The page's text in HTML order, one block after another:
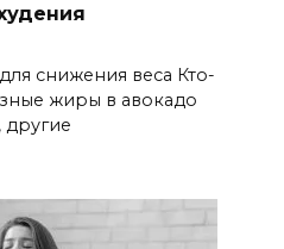
снижения веса Кто-
жиры в авокадо
другие